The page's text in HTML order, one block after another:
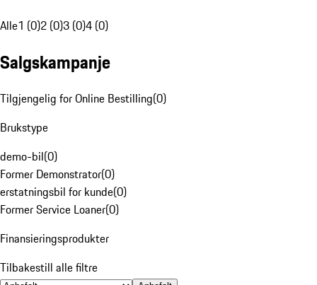
Alle1 (0)2 (0)3 (0)4 (0)
Salgskampanje
Tilgjengelig for Online Bestilling(0)
Brukstype
demo-bil(0)
Former Demonstrator(0)
erstatningsbil for kunde(0)
Former Service Loaner(0)
Finansieringsprodukter
Tilbakestill alle filtre